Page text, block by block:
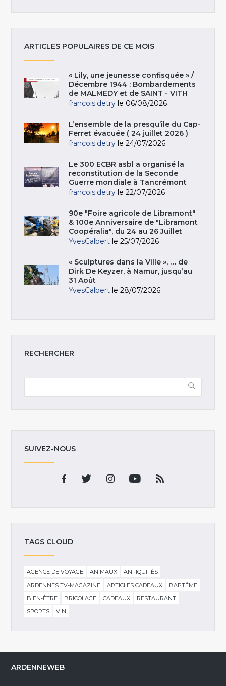
ARTICLES POPULAIRES DE CE MOIS
« Lily, une jeunesse confisquée » /
Décembre 1944 : Bombardements
de MALMEDY et de SAINT - VITH
francois.detry le 06/08/2026
L’ensemble de la presqu’île du Cap-
Ferret évacuée ( 24 juillet 2026 )
francois.detry le 24/07/2026
Le 300 ECBR asbl a organisé la
reconstitution de la Seconde
Guerre mondiale à Tancrémont
francois.detry le 22/07/2026
90e "Foire agricole de Libramont"
& 100e Anniversaire de "Libramont
Coopéralia", du 24 au 26 Juillet
YvesCalbert le 25/07/2026
« Sculptures dans la Ville », … de
Dirk De Keyzer, à Namur, jusqu’au
31 Août
YvesCalbert le 28/07/2026
RECHERCHER
SUIVEZ-NOUS
TAGS CLOUD
AGENCE DE VOYAGE ANIMAUX
ANTIQUITÉS
ARDENNES TV-MAGAZINE
ARTICLES CADEAUX
BAPTÊME
BIEN-ÊTRE
BRICOLAGE CADEAUX
RESTAURANT
SPORTS
VIN
ARDENNEWEB